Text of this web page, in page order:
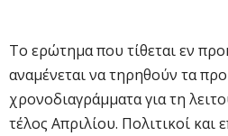
Το ερώτημα που τίθεται εν
αναμένεται να τηρηθούν τα
χρονοδιαγράμματα για τη
τέλος Απριλίου. Πολιτικοί και